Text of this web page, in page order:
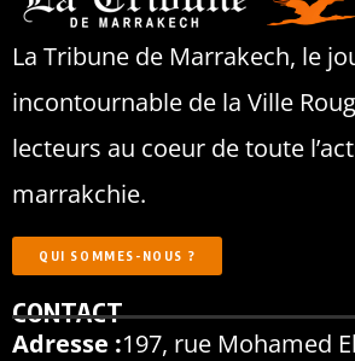
La Tribune de Marrakech, le
incontournable de la Ville
lecteurs au coeur de toute
marrakchie.
QUI SOMMES-NOUS ?
CONTACT
Adresse :197, rue Mohamed